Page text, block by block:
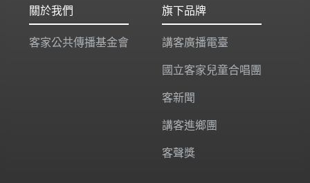
關於我們
客家公共傳播基金會
旗下品牌
講客廣播電臺
國立客家兒童合唱團
客新聞
講客進鄉團
客聲獎